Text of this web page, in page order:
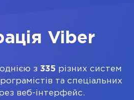
Viber
з 335 різних систем
та спеціальних
веб-інтерфейс.